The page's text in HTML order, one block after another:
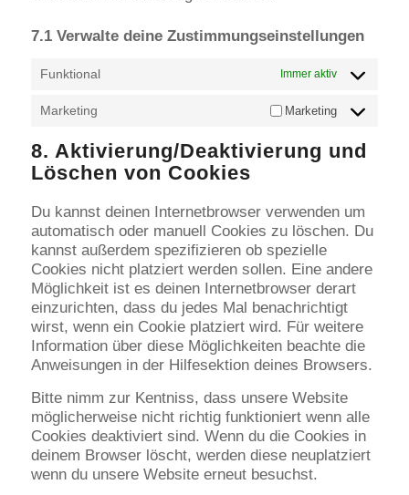
7.1 Verwalte deine Zustimmungseinstellungen
Funktional Immer aktiv
Marketing Marketing
8. Aktivierung/Deaktivierung und
Löschen von Cookies
Du kannst deinen Internetbrowser verwenden um
automatisch oder manuell Cookies zu löschen. Du
kannst außerdem spezifizieren ob spezielle
Cookies nicht platziert werden sollen. Eine andere
Möglichkeit ist es deinen Internetbrowser derart
einzurichten, dass du jedes Mal benachrichtigt
wirst, wenn ein Cookie platziert wird. Für weitere
Information über diese Möglichkeiten beachte die
Anweisungen in der Hilfesektion deines Browsers.
Bitte nimm zur Kentniss, dass unsere Website
möglicherweise nicht richtig funktioniert wenn alle
Cookies deaktiviert sind. Wenn du die Cookies in
deinem Browser löscht, werden diese neuplatziert
wenn du unsere Website erneut besuchst.